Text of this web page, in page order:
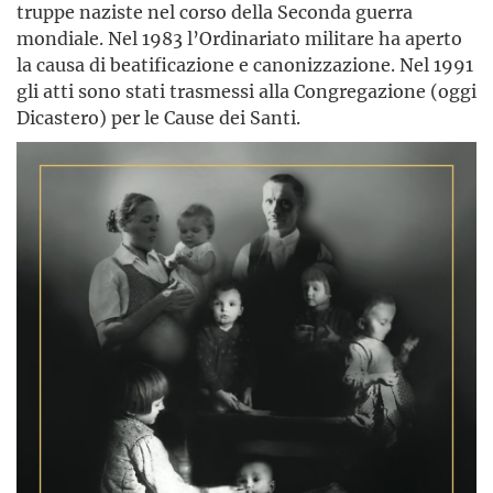
truppe naziste nel corso della Seconda guerra
mondiale. Nel 1983 l’Ordinariato militare ha aperto
la causa di beatificazione e canonizzazione. Nel 1991
gli atti sono stati trasmessi alla Congregazione (oggi
Dicastero) per le Cause dei Santi.